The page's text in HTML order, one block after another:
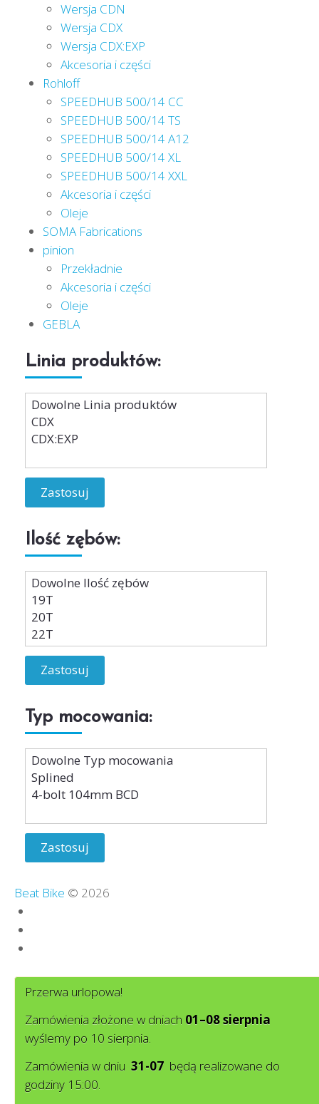
Wersja CDN
Wersja CDX
Wersja CDX:EXP
Akcesoria i części
Rohloff
SPEEDHUB 500/14 CC
SPEEDHUB 500/14 TS
SPEEDHUB 500/14 A12
SPEEDHUB 500/14 XL
SPEEDHUB 500/14 XXL
Akcesoria i części
Oleje
SOMA Fabrications
pinion
Przekładnie
Akcesoria i części
Oleje
GEBLA
Linia produktów:
Zastosuj
Ilość zębów:
Zastosuj
Typ mocowania:
Zastosuj
Beat Bike © 2026
Przerwa urlopowa!
Zamówienia złożone w dniach 01–08 sierpnia
wyślemy po 10 sierpnia.
Zamówienia w dniu 31-07 będą realizowane do
godziny 15:00.